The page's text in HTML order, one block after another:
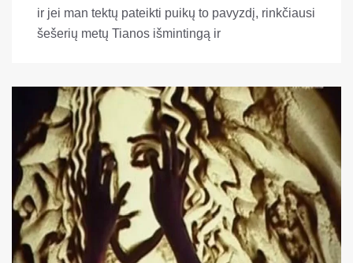
ir jei man tektų pateikti puikų to pavyzdį, rinkčiausi
šešerių metų Tianos išmintingą ir